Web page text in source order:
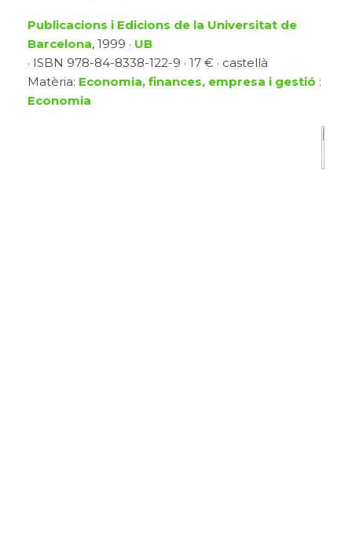
Publicacions i Edicions de la Universitat de
Barcelona, 1999 · UB
· ISBN 978-84-8338-122-9 · 17 € · castellà
Matèria: Economia, finances, empresa i gestió :
Economia